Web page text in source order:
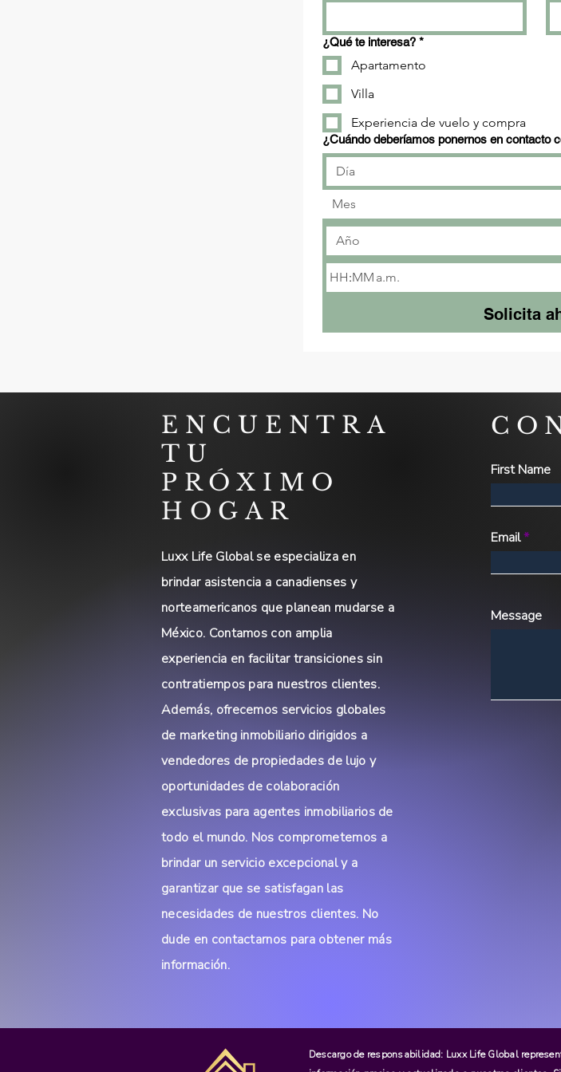
¿Qué te interesa? *
Apartamento
Villa
Experiencia de vuelo y compra
¿Cuándo deberíamos ponernos en contacto
Mes
: a.m.
Solicita
ENCUENTRA
TU
PRÓXIMO
HOGAR
Luxx Life Global se especializa en
brindar asistencia a canadienses y
norteamericanos que planean mudarse a
México. Contamos con amplia
experiencia en facilitar transiciones sin
contratiempos para nuestros clientes.
Además, ofrecemos servicios globales
de marketing inmobiliario dirigidos a
vendedores de propiedades de lujo y
oportunidades de colaboración
exclusivas para agentes inmobiliarios de
todo el mundo. Nos comprometemos a
brindar un servicio excepcional y a
garantizar que se satisfagan las
necesidades de nuestros clientes. No
dude en contactarnos para obtener más
información.
First Name
Email
Message
Descargo de responsabilidad: Luxx Life Global